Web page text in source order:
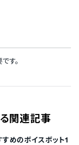
す。
関連記事
めのボイスボット1